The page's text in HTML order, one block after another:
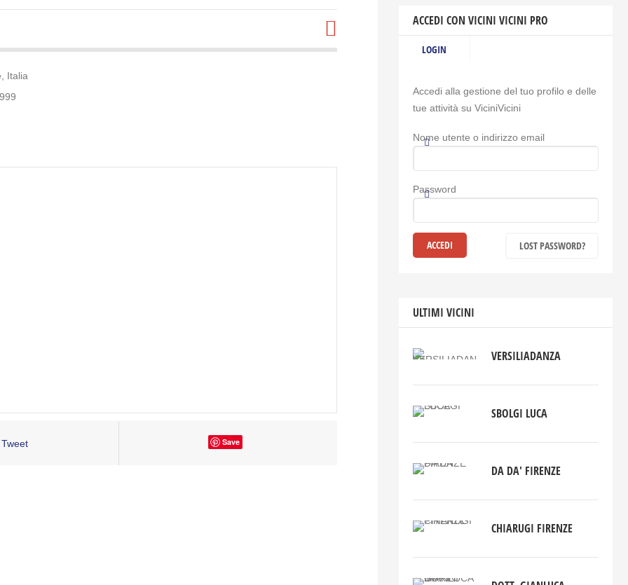
Italia
Tweet Save
ACCEDI CON VICINI VICINI PRO
LOGIN
Accedi alla gestione del tuo profilo e delle
tue attività su ViciniVicini
Nome utente o indirizzo email
Password
LOST PASSWORD?
ULTIMI VICINI
VERSILIADANZA
SBOLGI LUCA
DA DA' FIRENZE
CHIARUGI FIRENZE